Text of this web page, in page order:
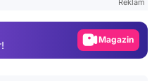
Reklam
Video